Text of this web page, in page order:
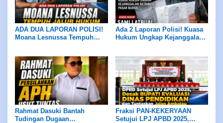
ADA DUA LAPORAN POLISI!
Moana Lesnussa Tempuh
DPRD
Ada 2 Laporan Polisi! Kuasa
Hukum Ungkap Kejanggalan
Rahmat Dasuki Bantah
Tudingan Dugaan
Fraksi PAN-KEKERYAAN
Setujui LPJ APBD 2025,